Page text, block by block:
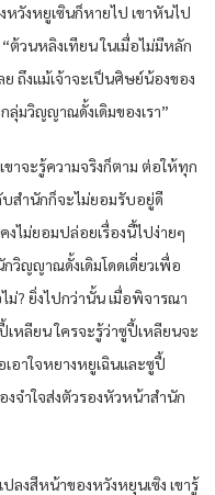
หวังหยูเซินก็หายไป เขาหันไป
ต้วนหลิงเทียน ในเมื่อไม่มีหลัก
ถึงแม้เจ้าจะเป็นศิษย์น้องของ
ลุ่มวิญญาณดั้งเดิมของเรา”
ขาจะรู้ความจริงก็ตาม ต่อให้ทุก
บสำนักก็จะไม่ยอมรับอยู่ดี
ไม่ยอมปล่อยเรื่องนี้ไปง่ายๆ
วิญญาณดั้งเดิมโดดเดี่ยวเพื่อ
? ยิ่งไปกว่านั้น เมื่อพิจารณา
หลียน ใครจะรู้ว่าซูปี้เหลียนจะ
เอาใจหยางหยูเฉินและซูปี้
จำใจส่งตัวรองหัวหน้าสำนัก
ลงสีหน้าของหวังหยุนเซิง เขารู้